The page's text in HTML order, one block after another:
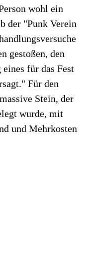
wohl ein
der "Punk Verein
gestoßen, den
für das Fest
Für den
Stein, der
wurde, mit
und Mehrkosten